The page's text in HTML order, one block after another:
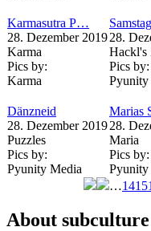
Karmasutra P…
28. Dezember 2019
Karma
Pics by:
Karma
28.
Hackl's
Pics by:
Pyunity
Dänzneid
28. Dezember 2019
Puzzles
Pics by:
Pyunity Media
Marias
28.
Maria
Pics by:
Pyunity
…1415
About subculture